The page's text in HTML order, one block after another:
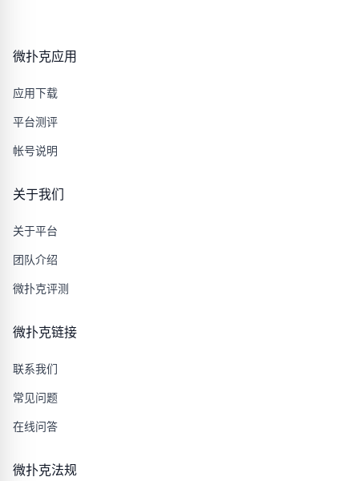
微扑克应用
应用下载
平台测评
帐号说明
关于我们
关于平台
团队介绍
微扑克评测
微扑克链接
联系我们
常见问题
在线问答
微扑克法规